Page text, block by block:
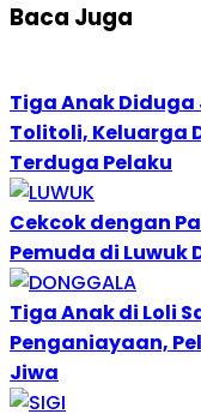
Baca Juga
Tiga Anak
Tolitoli, Keluarga
Terduga Pelaku
Cekcok dengan
Pemuda di Luwuk
Tiga Anak di Loli
Penganiayaan,
Jiwa